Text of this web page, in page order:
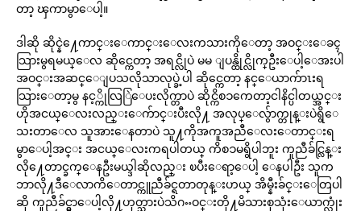
တာ့ ၾကာမွာေပါ့။
ဒါဆို ဆိုင္နဲ႔ေကာင္းေကာင္းေလးကသားကိုေတာ့ အဝင္းေခၚ
သြားမွရမယ္ေလ ဆိုင္ကေတာ့ အရင္လိုပဲ မမ ျပန္ထိုင္လိုက္ဦးေပါ့ေအးပါ
အဝင္းအဆင္ေျပသလိုသာလုပ္ခဲ့ပါ ဆိုင္ကေတာ့ နင္ေယာက်ာၤးရ
သြားေတာ့မွ နင့္ကိုလြြဲေပးလိုက္တာပဲ ဆိုင္ကိစၥကေတာ့ငါနိင္ပါတယ္အင္း
ဟိုအငယ္ေလးလည္းေက်ာင္းပီးလို႔ အလုပ္ေလွ်ာက္တုန္းပဲရွိေ
သးတာေလ သူအားေနတာပဲ သူ႔ကိုအကူအညီေလးေတာင္းရ
မွာေပါ့အင္း အငယ္ေလးကရပါတယ္ ကိစၥမရွိပါဘူး ကူညီခ်င္လြန္း
လို႔ေတာင္ခက္ေနဦးမယ္ဒါဆိုလည္း ၿပီးေရာ့ေပါ့ ေနပါဦး သူက
ဘာလို႔ဒီေလာကိေတာင္ကူညီခ်င္ရတာတုန္းဟယ္ အိမ္နီးခ်င္းေတြပါ
ဆို ကူညီခ်င္မွာေပါ့လို႔ဟုတ္သားပဲသိဂႌဝင္းတို႔မိသားစုသုံးေယာက္လုံး